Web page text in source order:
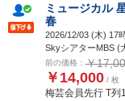
ミュージカル
春
2026/12/03 (木) 17
SkyシアターMBS (
前の価格： ￥
￥14,000 / 枚
梅芸会員先行 T列